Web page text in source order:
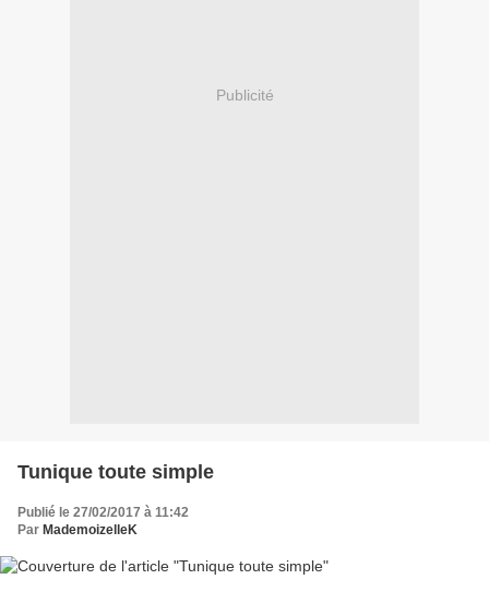
Publicité
Tunique toute simple
Publié le 27/02/2017 à 11:42
Par MademoizelleK